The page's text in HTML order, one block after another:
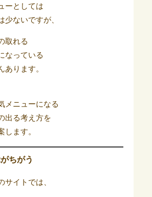
ーとしては
少ないですが、
取れる
なっている
あります。
メニューになる
出る考え方を
します。
ちがう
サイトでは、